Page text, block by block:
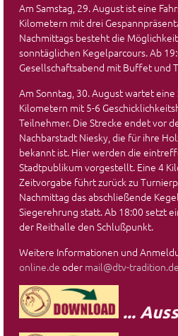
Am Samstag, 29. August ist eine
Kilometern mit drei
Nachmittags besteht die
sonntäglichen Kegelparcours. Ab
Gesellschaftsabend mit Buffet und
Am Sonntag, 30. August wartet eine
Kilometern mit 5-6
Teilnehmer. Die Strecke endet vor
Nachbarstadt Niesky, die für ihre
bekannt ist. Hier werden die
Stadtpublikum vorgestellt. Eine 4
Zeitvorgabe führt zurück zu
Nachmittag das abschließende
Siegerehrung statt. Ab 18:00 setzt
der Reithalle den Schlußpunkt.
Weitere Informationen und
online.de oder mail@dtv-tradition.de
...